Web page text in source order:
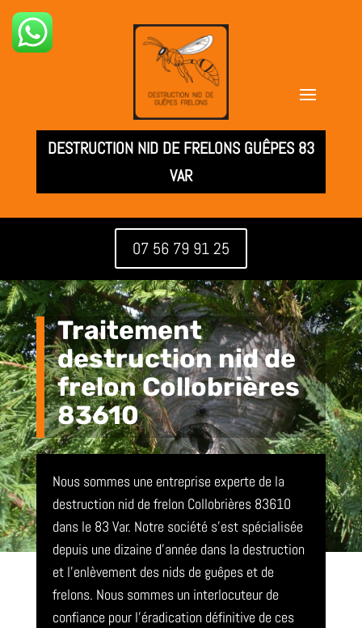
DESTRUCTION NID DE FRELONS GUÊPES 83
VAR
07 56 79 91 25
Traitement
destruction nid de
frelon Collobrières
83610
Nous sommes une entreprise experte de la
destruction nid de frelon Collobrières 83610
dans le 83 Var. Notre société s’est spécialisée
depuis une dizaine d’année dans la destruction
et l’enlèvement des nids de guêpes et de
frelons. Nous sommes un interlocuteur de
confiance pour l’éradication définitive de ces